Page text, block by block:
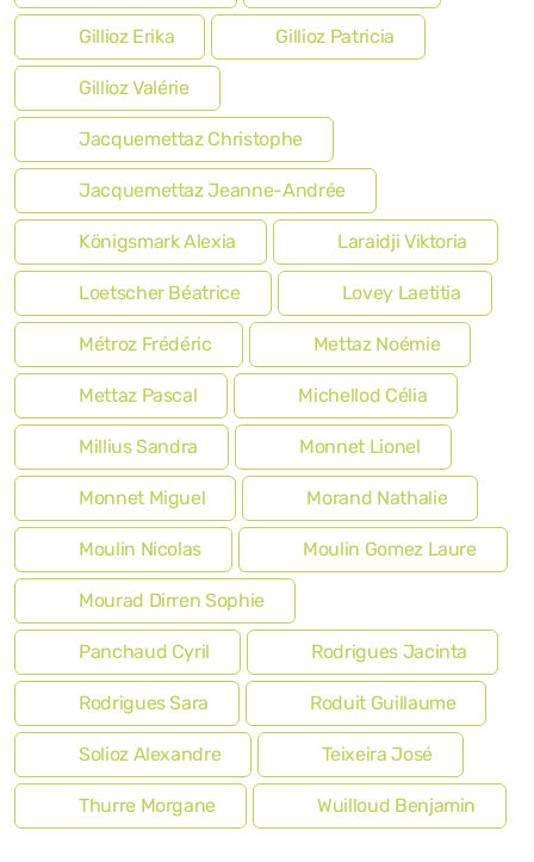
Gillioz Erika Gillioz Patricia
Gillioz Valérie
Jacquemettaz Christophe
Jacquemettaz Jeanne-Andrée
Königsmark Alexia Laraidji Viktoria
Loetscher Béatrice Lovey Laetitia
Métroz Frédéric Mettaz Noémie
Mettaz Pascal Michellod Célia
Millius Sandra Monnet Lionel
Monnet Miguel Morand Nathalie
Moulin Nicolas Moulin Gomez Laure
Mourad Dirren Sophie
Panchaud Cyril Rodrigues Jacinta
Rodrigues Sara Roduit Guillaume
Solioz Alexandre Teixeira José
Thurre Morgane Wuilloud Benjamin